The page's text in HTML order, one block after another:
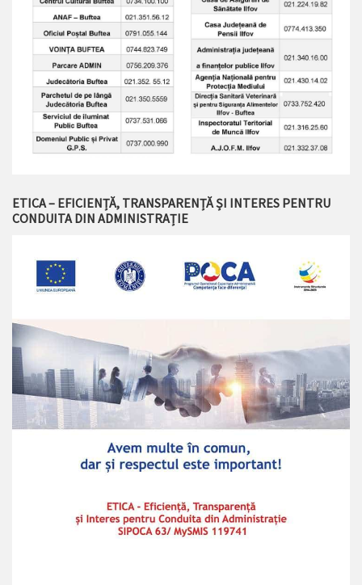
ETICA – EFICIENȚĂ, TRANSPARENȚĂ ȘI INTERES PENTRU
CONDUITA DIN ADMINISTRAȚIE